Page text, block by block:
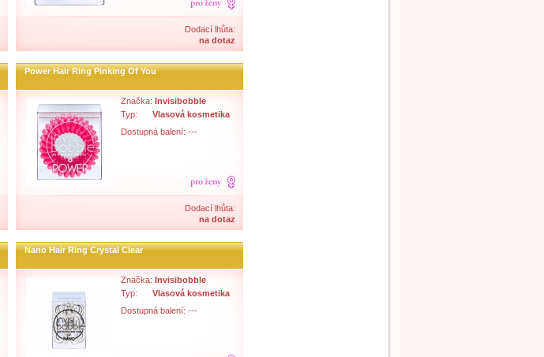
Dodací lhůta:
na dotaz
Power Hair Ring Pinking Of You
Značka: Invisibobble
Typ:
Vlasová kosmetika
Dostupná balení: ---
Dodací lhůta:
na dotaz
Nano Hair Ring Crystal Clear
Značka: Invisibobble
Typ:
Vlasová kosmetika
Dostupná balení: ---